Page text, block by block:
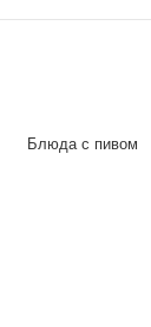
Блюда с пивом